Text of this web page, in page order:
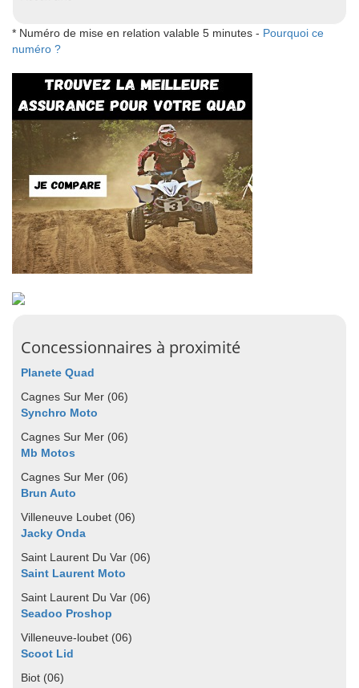
* Numéro de mise en relation valable 5 minutes - Pourquoi ce
numéro ?
Concessionnaires à proximité
Planete Quad
Cagnes Sur Mer (06)
Synchro Moto
Cagnes Sur Mer (06)
Mb Motos
Cagnes Sur Mer (06)
Brun Auto
Villeneuve Loubet (06)
Jacky Onda
Saint Laurent Du Var (06)
Saint Laurent Moto
Saint Laurent Du Var (06)
Seadoo Proshop
Villeneuve-loubet (06)
Scoot Lid
Biot (06)